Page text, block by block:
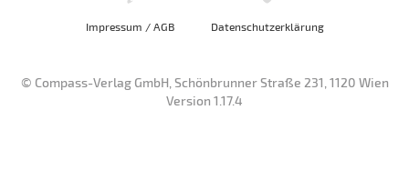
Impressum / AGB Datenschutzerklärung
© Compass-Verlag GmbH, Schönbrunner Straße 231, 1120 Wien
Version 1.17.4